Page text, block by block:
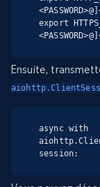
export
Ensuite,
async with
session: